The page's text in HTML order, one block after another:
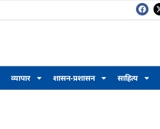
व्यापार शासन-प्रशासन साहित्य